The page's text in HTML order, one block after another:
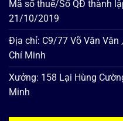
Mã số thuế/Số QĐ thành
21/10/2019
Địa chỉ: C9/77 Võ Văn Vân
Chí Minh
Xưởng: 158 Lại Hùng
Minh